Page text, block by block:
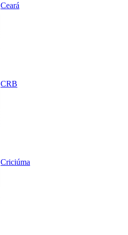
Ceará
CRB
Criciúma